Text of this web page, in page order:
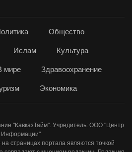
Общество
Ислам Культура
мире Здравоохранение
Экономика
"КавказТайм". Учредитель: ООО "Центр
Информации"
страницах портала являются точкой